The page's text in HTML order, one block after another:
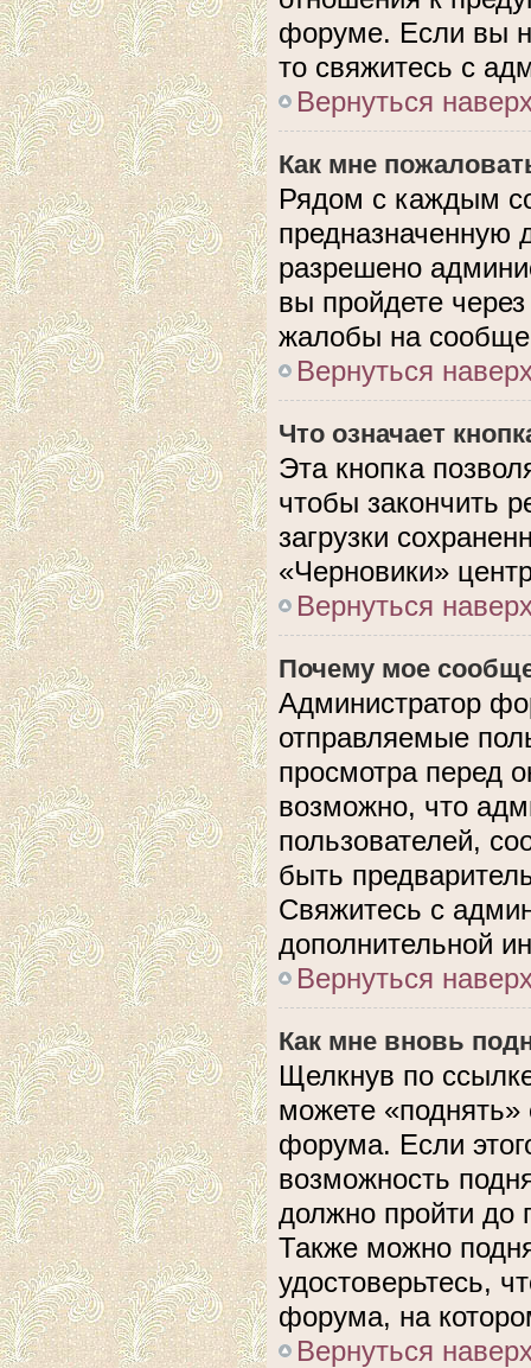
форуме. Если вы
то свяжитесь с
Вернуться
Как мне
Рядом с каждым
предназначенную
разрешено
вы пройдете
жалобы на
Вернуться
Что означает
Эта кнопка
чтобы закончить
загрузки
«Черновики»
Вернуться
Почему мое
Администратор
отправляемые
просмотра перед
возможно, что
пользователей,
быть
Свяжитесь с
дополнительной
Вернуться
Как мне вновь
Щелкнув по
можете
форума. Если
возможность
должно пройти до
Также можно
удостоверьтесь,
форума, на
Вернуться